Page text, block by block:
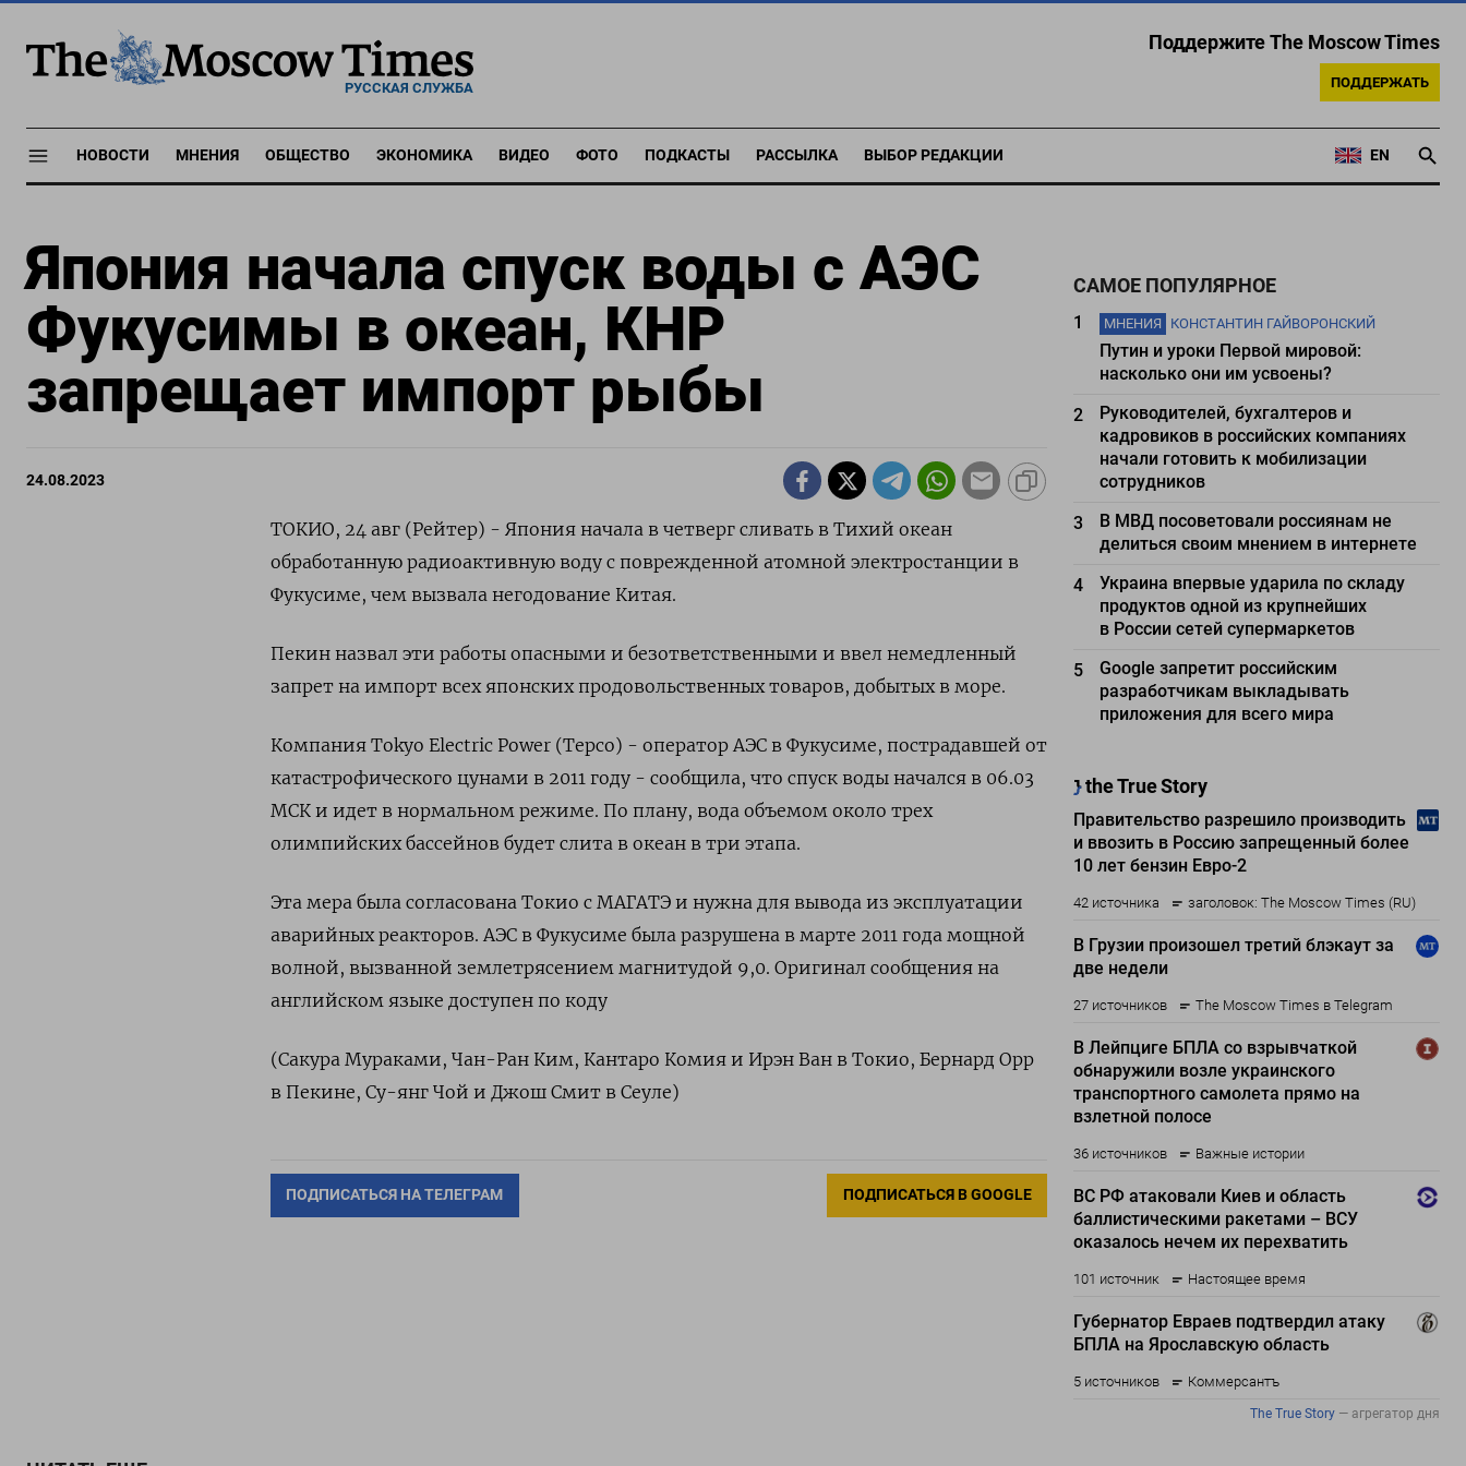
РУССКАЯ СЛУЖБА
Поддержите The Moscow Times
ПОДДЕРЖАТЬ
НОВОСТИ МНЕНИЯ ОБЩЕСТВО ЭКОНОМИКА ВИДЕО ФОТО ПОДКАСТЫ РАССЫЛКА ВЫБОР РЕДАКЦИИ EN
Япония начала спуск воды с АЭС
Фукусимы в океан, КНР
запрещает импорт рыбы
24.08.2023
ТОКИО, 24 авг (Рейтер) - Япония начала в четверг сливать в Тихий океан
обработанную радиоактивную воду с поврежденной атомной электростанции в
Фукусиме, чем вызвала негодование Китая.
Пекин назвал эти работы опасными и безответственными и ввел немедленный
запрет на импорт всех японских продовольственных товаров, добытых в море.
Компания Tokyo Electric Power (Tepco) - оператор АЭС в Фукусиме, пострадавшей от
катастрофического цунами в 2011 году - сообщила, что спуск воды начался в 06.03
МСК и идет в нормальном режиме. По плану, вода объемом около трех
олимпийских бассейнов будет слита в океан в три этапа.
Эта мера была согласована Токио с МАГАТЭ и нужна для вывода из эксплуатации
аварийных реакторов. АЭС в Фукусиме была разрушена в марте 2011 года мощной
волной, вызванной землетрясением магнитудой 9,0. Оригинал сообщения на
английском языке доступен по коду
(Сакура Мураками, Чан-Ран Ким, Кантаро Комия и Ирэн Ван в Токио, Бернард Орр
в Пекине, Су-янг Чой и Джош Смит в Сеуле)
ПОДПИСАТЬСЯ НА ТЕЛЕГРАМ ПОДПИСАТЬСЯ В GOOGLE
САМОЕ ПОПУЛЯРНОЕ
1 МНЕНИЯ КОНСТАНТИН ГАЙВОРОНСКИЙ
Путин и уроки Первой мировой:
насколько они им усвоены?
2
Руководителей, бухгалтеров и
кадровиков в российских компаниях
начали готовить к мобилизации
сотрудников
3
В МВД посоветовали россиянам не
делиться своим мнением в интернете
4
Украина впервые ударила по складу
продуктов одной из крупнейших
в России сетей супермаркетов
5
Google запретит российским
разработчикам выкладывать
приложения для всего мира